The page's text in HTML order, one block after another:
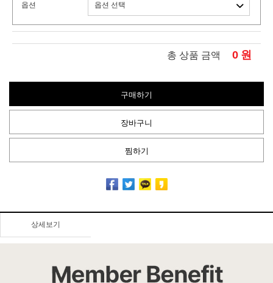
옵션
총 상품 금액 0 원
구매하기
장바구니
찜하기
상세보기